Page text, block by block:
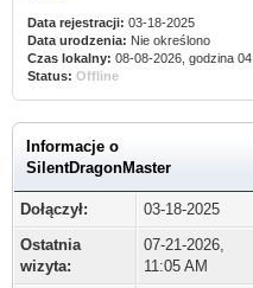
Data rejestracji: 03-18-2025
Data urodzenia: Nie określono
Czas lokalny: 08-08-2026, godzina
Status: Offline
Informacje o
SilentDragonMaster
Dołączył:
03-18-2025
Ostatnia
wizyta:
07-21-2026,
11:05 AM